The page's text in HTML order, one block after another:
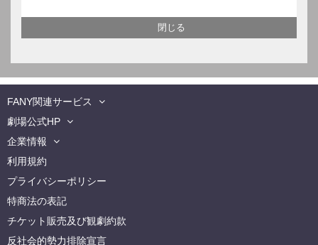
FANY関連サービス
劇場公式HP
企業情報
利用規約
プライバシーポリシー
特商法の表記
チケット販売及び観劇約款
反社会的勢力排除宣言